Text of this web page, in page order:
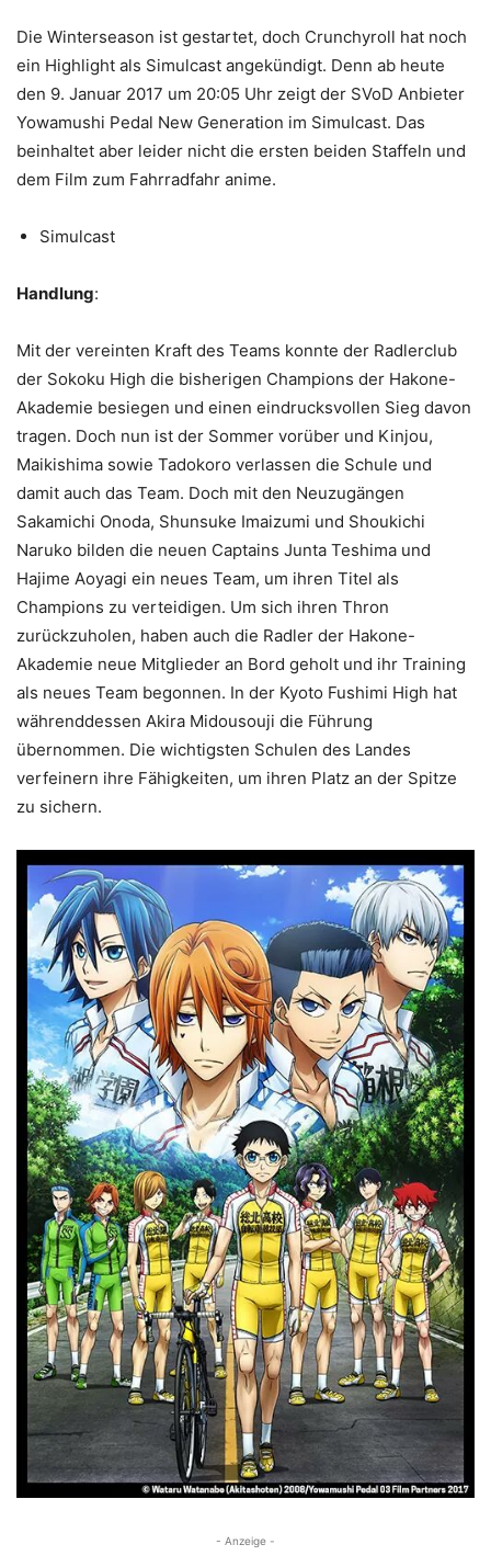
Die Winterseason ist gestartet, doch Crunchyroll hat noch
ein Highlight als Simulcast angekündigt. Denn ab heute
den 9. Januar 2017 um 20:05 Uhr zeigt der SVoD Anbieter
Yowamushi Pedal New Generation im Simulcast. Das
beinhaltet aber leider nicht die ersten beiden Staffeln und
dem Film zum Fahrradfahr anime.
Simulcast
Handlung:
Mit der vereinten Kraft des Teams konnte der Radlerclub
der Sokoku High die bisherigen Champions der Hakone-
Akademie besiegen und einen eindrucksvollen Sieg davon
tragen. Doch nun ist der Sommer vorüber und Kinjou,
Maikishima sowie Tadokoro verlassen die Schule und
damit auch das Team. Doch mit den Neuzugängen
Sakamichi Onoda, Shunsuke Imaizumi und Shoukichi
Naruko bilden die neuen Captains Junta Teshima und
Hajime Aoyagi ein neues Team, um ihren Titel als
Champions zu verteidigen. Um sich ihren Thron
zurückzuholen, haben auch die Radler der Hakone-
Akademie neue Mitglieder an Bord geholt und ihr Training
als neues Team begonnen. In der Kyoto Fushimi High hat
währenddessen Akira Midousouji die Führung
übernommen. Die wichtigsten Schulen des Landes
verfeinern ihre Fähigkeiten, um ihren Platz an der Spitze
zu sichern.
- Anzeige -